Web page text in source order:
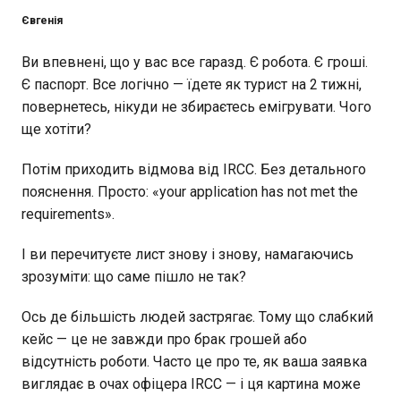
Євгенія
Ви впевнені, що у вас все гаразд. Є робота. Є гроші.
Є паспорт. Все логічно — їдете як турист на 2 тижні,
повернетесь, нікуди не збираєтесь емігрувати. Чого
ще хотіти?
Потім приходить відмова від IRCC. Без детального
пояснення. Просто: «your application has not met the
requirements».
І ви перечитуєте лист знову і знову, намагаючись
зрозуміти: що саме пішло не так?
Ось де більшість людей застрягає. Тому що слабкий
кейс — це не завжди про брак грошей або
відсутність роботи. Часто це про те, як ваша заявка
виглядає в очах офіцера IRCC — і ця картина може